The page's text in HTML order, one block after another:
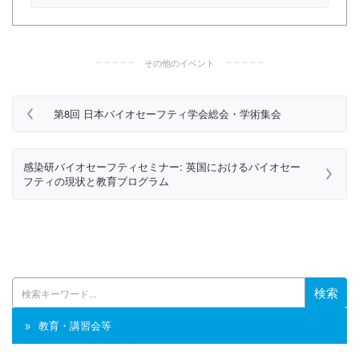
その他のイベント
第8回 日本バイオセーフティ学会総会・学術集会
感染研バイオセーフティセミナー: 英国におけるバイオセー
フティの現状と教育プログラム
検索
教育・講習会等